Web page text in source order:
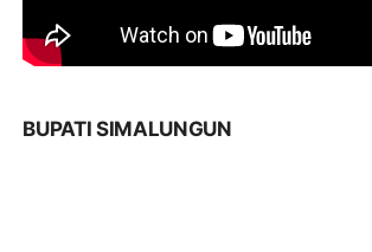
BUPATI SIMALUNGUN